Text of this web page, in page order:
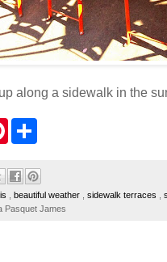
along a sidewalk in the
e
s
e
, beautiful weather , sidewalk terraces ,
Pasquet James